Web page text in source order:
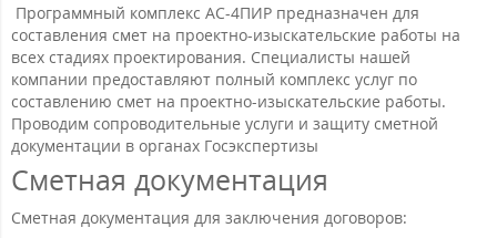
Программный комплекс АС-4ПИР предназначен для
составления смет на проектно-изыскательские работы на
всех стадиях проектирования. Специалисты нашей
компании предоставляют полный комплекс услуг по
составлению смет на проектно-изыскательские работы.
Проводим сопроводительные услуги и защиту сметной
документации в органах Госэкспертизы
Сметная документация
Сметная документация для заключения договоров: